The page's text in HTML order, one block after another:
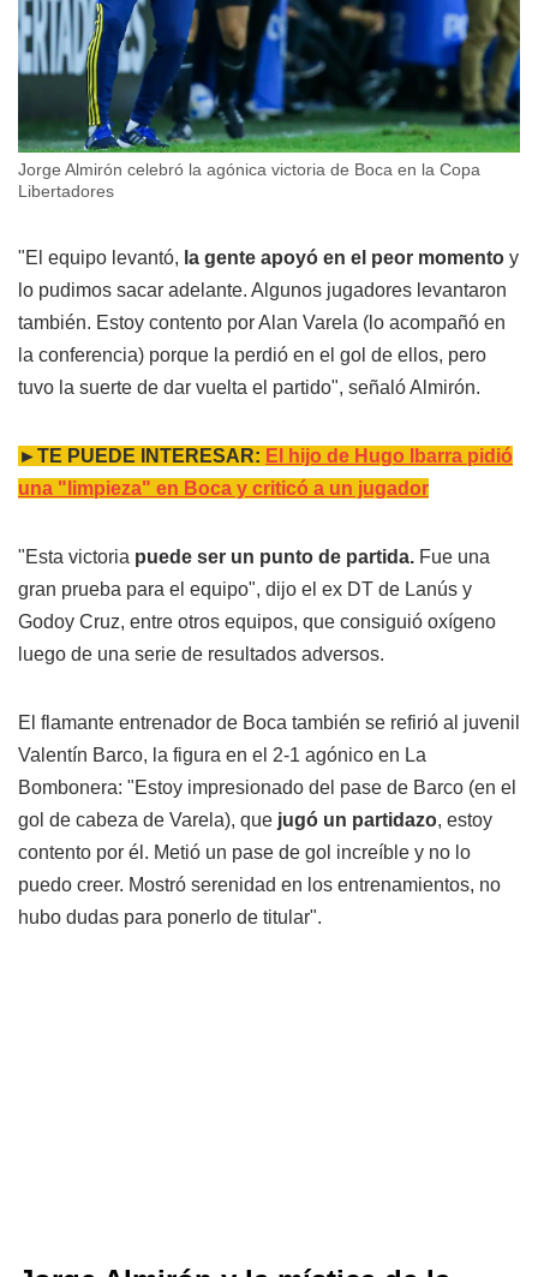
Jorge Almirón celebró la agónica victoria de Boca en la Copa
Libertadores
"El equipo levantó, la gente apoyó en el peor momento y
lo pudimos sacar adelante. Algunos jugadores levantaron
también. Estoy contento por Alan Varela (lo acompañó en
la conferencia) porque la perdió en el gol de ellos, pero
tuvo la suerte de dar vuelta el partido", señaló Almirón.
►TE PUEDE INTERESAR: El hijo de Hugo Ibarra pidió
una "limpieza" en Boca y criticó a un jugador
"Esta victoria puede ser un punto de partida. Fue una
gran prueba para el equipo", dijo el ex DT de Lanús y
Godoy Cruz, entre otros equipos, que consiguió oxígeno
luego de una serie de resultados adversos.
El flamante entrenador de Boca también se refirió al juvenil
Valentín Barco, la figura en el 2-1 agónico en La
Bombonera: "Estoy impresionado del pase de Barco (en el
gol de cabeza de Varela), que jugó un partidazo, estoy
contento por él. Metió un pase de gol increíble y no lo
puedo creer. Mostró serenidad en los entrenamientos, no
hubo dudas para ponerlo de titular".